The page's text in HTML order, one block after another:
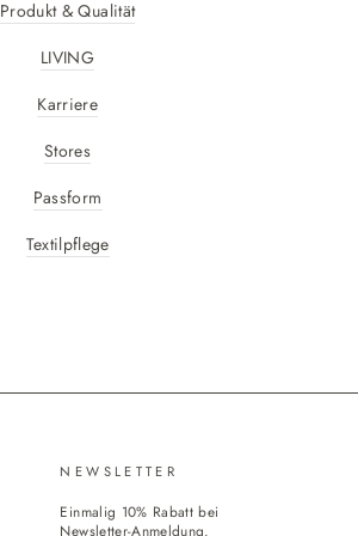
Produkt & Qualität
LIVING
Karriere
Stores
Passform
Textilpflege
NEWSLETTER
Einmalig 10% Rabatt bei
Newsletter-Anmeldung.